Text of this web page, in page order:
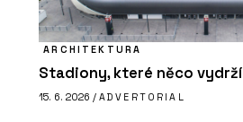
ARCHITEKTURA
Stadiony, které něco vydrží
15. 6. 2026 / ADVERTORIAL